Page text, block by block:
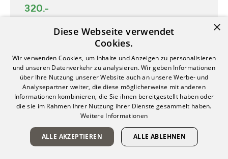
320.-
Amerigo Sicherheitssteigbügel
bronze
In den Warenkorb
×
Diese Webseite verwendet
Cookies.
Wir verwenden Cookies, um Inhalte und Anzeigen zu personalisieren
und unseren Datenverkehr zu analysieren. Wir geben Informationen
über Ihre Nutzung unserer Website auch an unsere Werbe- und
Analysepartner weiter, die diese möglicherweise mit anderen
Informationen kombinieren, die Sie ihnen bereitgestellt haben oder
die sie im Rahmen Ihrer Nutzung ihrer Dienste gesammelt haben.
Weitere Informationen
ALLE AKZEPTIEREN ALLE ABLEHNEN